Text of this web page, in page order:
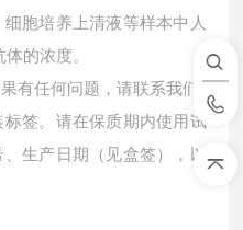
胞培养上清液等样本中 人
的浓度。
有任何问题，请联系我们
签。请在保质期内使用试
生产日期（见盒签），以